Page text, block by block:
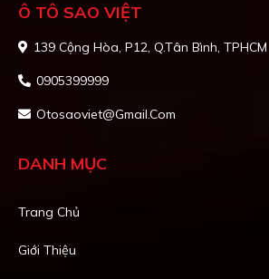
Ô TÔ SAO VIỆT
139 Cộng Hòa, P12, Q.Tân Bình, TPHCM
0905399999
Otosaoviet@gmail.com
DANH MỤC
Trang Chủ
Giới Thiệu